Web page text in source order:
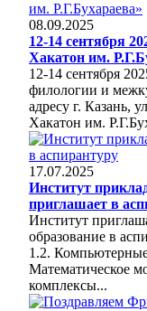
08.09.2025
12-14 сентября
Хакатон им.
12-14 сентября
филологии и
адресу г. Казань,
Хакатон им.
17.07.2025
Институт
приглашает в
Институт
образование в
1.2.
Математическое
комплексы...